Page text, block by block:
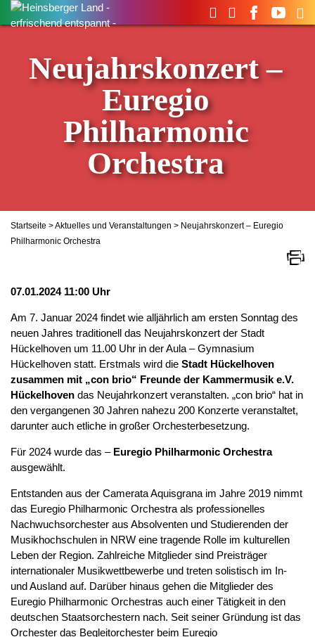
Suchen
nach:
Neujahrskonzert –
Euregio
Philharmonic
Orchestra
Startseite >Aktuelles und Veranstaltungen > Neujahrskonzert – Euregio
Philharmonic Orchestra
07.01.2024 11:00 Uhr
Am 7. Januar 2024 findet wie alljährlich am ersten Sonntag des
neuen Jahres traditionell das Neujahrskonzert der Stadt
Hückelhoven um 11.00 Uhr in der Aula – Gymnasium
Hückelhoven statt. Erstmals wird die Stadt Hückelhoven
zusammen mit „con brio“ Freunde der Kammermusik e.V.
Hückelhoven das Neujahrkonzert veranstalten. „con brio“ hat in
den vergangenen 30 Jahren nahezu 200 Konzerte veranstaltet,
darunter auch etliche in großer Orchesterbesetzung.
Für 2024 wurde das – Euregio Philharmonic Orchestra
ausgewählt.
Entstanden aus der Camerata Aquisgrana im Jahre 2019 nimmt
das Euregio Philharmonic Orchestra als professionelles
Nachwuchsorchester aus Absolventen und Studierenden der
Musikhochschulen in NRW eine tragende Rolle im kulturellen
Leben der Region. Zahlreiche Mitglieder sind Preisträger
internationaler Musikwettbewerbe und treten solistisch im In-
und Ausland auf. Darüber hinaus gehen die Mitglieder des
Euregio Philharmonic Orchestras auch einer Tätigkeit in den
deutschen Staatsorchestern nach. Seit seiner Gründung ist das
Orchester das Begleitorchester beim Euregio